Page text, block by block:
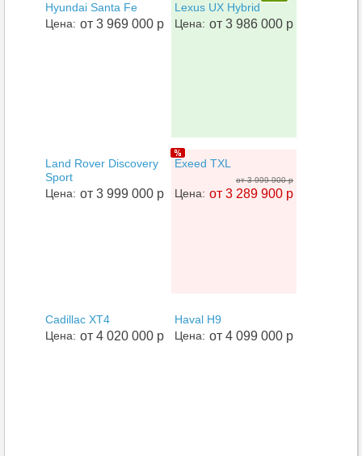
Hyundai Santa Fe
от 3 969 000 р
Цена:
Lexus UX Hybrid
от 3 986 000 р
Цена:
Land Rover Discovery
Sport
от 3 999 000 р
Цена:
Exeed TXL
от 3 999 900 р
от 3 289 900 р
Цена:
Cadillac XT4
от 4 020 000 р
Цена:
Haval H9
от 4 099 000 р
Цена: